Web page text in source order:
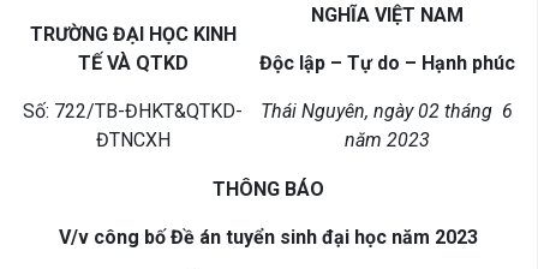
TRƯỜNG ĐẠI HỌC KINH
TẾ VÀ QTKD
Số: 722/TB-ĐHKT&QTKD-
ĐTNCXH
NGHĨA VIỆT NAM
Độc lập – Tự do – Hạnh phúc
Thái Nguyên, ngày 02 tháng 6
năm 2023
THÔNG BÁO
V/v công bố Đề án tuyển sinh đại học năm 2023